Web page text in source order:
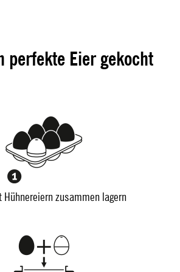
perfekte Eier gekocht
Hühnereiern zusammen lagern